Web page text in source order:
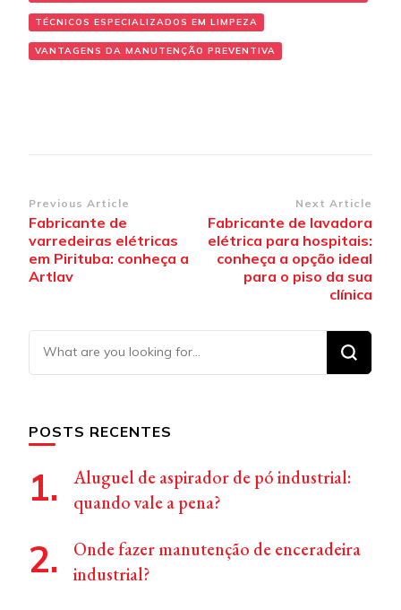
TÉCNICOS ESPECIALIZADOS EM LIMPEZA
VANTAGENS DA MANUTENÇÃO PREVENTIVA
Post
Navigation
Previous Article
Fabricante de
varredeiras elétricas
em Pirituba: conheça a
Artlav
Next Article
Fabricante de lavadora
elétrica para hospitais:
conheça a opção ideal
para o piso da sua
clínica
Looking
for
POSTS RECENTES
Aluguel de aspirador de pó industrial:
quando vale a pena?
Onde fazer manutenção de enceradeira
industrial?